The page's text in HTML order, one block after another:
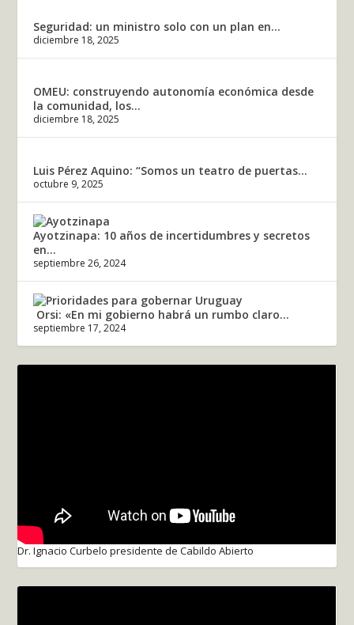
Seguridad: un ministro solo con un plan en...
diciembre 18, 2025
OMEU: construyendo autonomía económica desde
la comunidad, los...
diciembre 18, 2025
Luis Pérez Aquino: “Somos un teatro de puertas...
octubre 9, 2025
Ayotzinapa: 10 años de incertidumbres y secretos
en...
septiembre 26, 2024
Orsi: «En mi gobierno habrá un rumbo claro...
septiembre 17, 2024
Dr. Ignacio Curbelo presidente de Cabildo Abierto